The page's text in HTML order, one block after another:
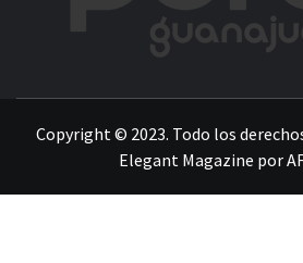
Copyright © 2023. Todo los
Elegant Magazine por